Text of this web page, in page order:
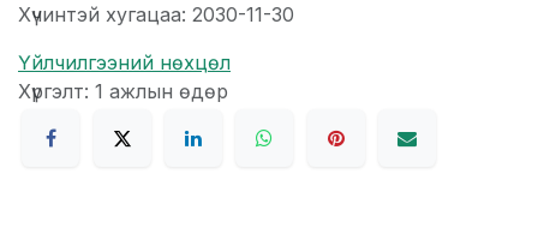
Хүчинтэй хугацаа: 2030-11-30
Үйлчилгээний нөхцөл
Хүргэлт: 1 ажлын өдөр